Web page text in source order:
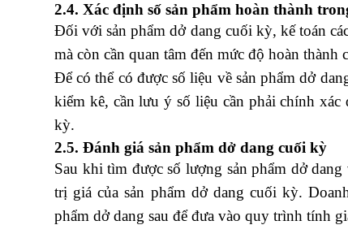
2.4. Xác định số sản phẩm hoàn thành
Đối với sản phẩm dở dang cuối kỳ, kế toán
mà còn cần quan tâm đến mức độ hoàn thành
Để có thể có được số liệu về sản phẩm dở
kiểm kê, cần lưu ý số liệu cần phải chính
kỳ.
2.5. Đánh giá sản phẩm dở dang cuối kỳ
Sau khi tìm được số lượng sản phẩm dở
trị giá của sản phẩm dở dang cuối kỳ.
phẩm dở dang sau để đưa vào quy trình tính